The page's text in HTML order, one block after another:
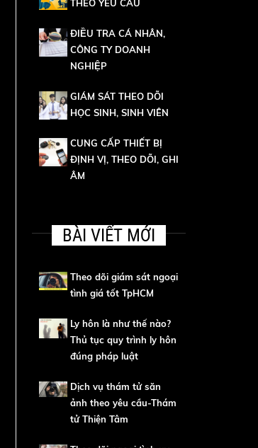
THEO YÊU CẦU
ĐIỀU TRA CÁ NHÂN,
CÔNG TY DOANH
NGHIỆP
GIÁM SÁT THEO DÕI
HỌC SINH, SINH VIÊN
CUNG CẤP THIẾT BỊ
ĐỊNH VỊ, THEO DÕI, GHI
ÂM
BÀI VIẾT MỚI
Theo dõi giám sát ngoại
tình giá tốt TpHCM
Ly hôn là như thế nào?
Thủ tục quy trình ly hôn
đúng pháp luật
Dịch vụ thám tử săn
ảnh theo yêu cầu-Thám
tử Thiện Tâm